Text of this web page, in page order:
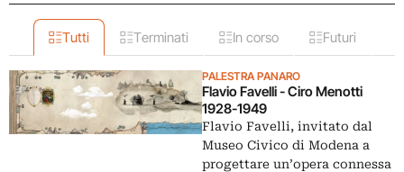
Tutti Terminati In corso Futuri
PALESTRA PANARO
Flavio Favelli - Ciro Menotti
1928-1949
Flavio Favelli, invitato dal
Museo Civico di Modena a
progettare un’opera connessa